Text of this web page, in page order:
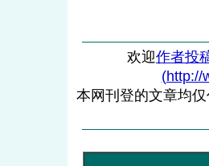
欢迎作者投
(http://
本网刊登的文章均